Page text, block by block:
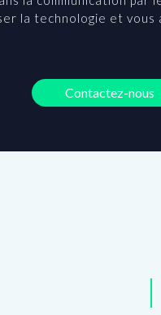
la technologie et
Contactez-nous